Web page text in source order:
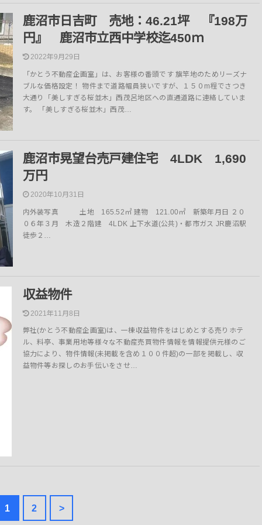
鹿沼市日吉町 売地：46.21坪 『198万
円』 鹿沼市立西中学校迄450ｍ
2022年9月29日
「かとう不動産企画室」は、お客様の番頭です 旗竿地のためリーズナ
ブルな価格設定！ 物件まで道路幅員狭いですが、１５０m程でさつき
大通り「美しすぎる桜並木」西茂呂地区への直通道路に連絡していま
す。 「美しすぎる桜並木」西茂…
鹿沼市晃望台売戸建住宅 4LDK 1,690
万円
2020年10月31日
内外装写真 土地 165.52㎡ 建物 121.00㎡ 新築年月日 ２０
０６年３月 木造２階建 4LDK 上下水道(公共)・都市ガス JR鹿沼駅
徒歩２…
収益物件
2021年11月8日
弊社(かとう不動産企画室)は、一棟収益物件をはじめとする売りホテ
ル、料亭、事業用地等様々な不動産売買物件情報を情報提供元様のご
協力により、物件情報(未掲載を含め１００件超)の一部を掲載し、収
益物件等お探しのお手伝いをさせ…
1 2 >